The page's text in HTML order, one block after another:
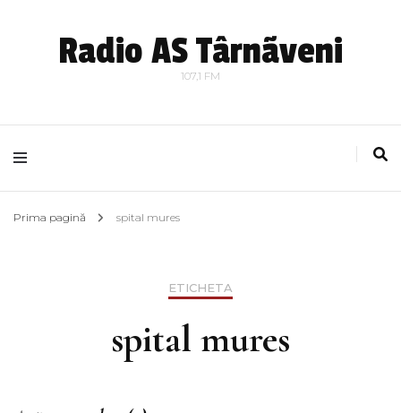
Radio AS Târnãveni
107,1 FM
Prima pagină spital mures
ETICHETA
spital mures